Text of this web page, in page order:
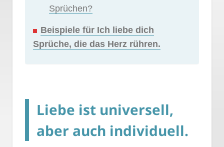
Sprüchen?
Beispiele für Ich liebe dich
Sprüche, die das Herz rühren.
Liebe ist universell,
aber auch individuell.